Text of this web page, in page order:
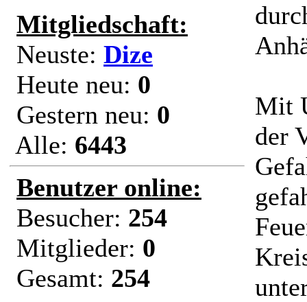
Mitgliedschaft:
Neuste: Dize
Heute neu: 0
Gestern neu: 0
Alle: 6443
Benutzer online:
Besucher: 254
Mitglieder: 0
Gesamt: 254
Mit
der